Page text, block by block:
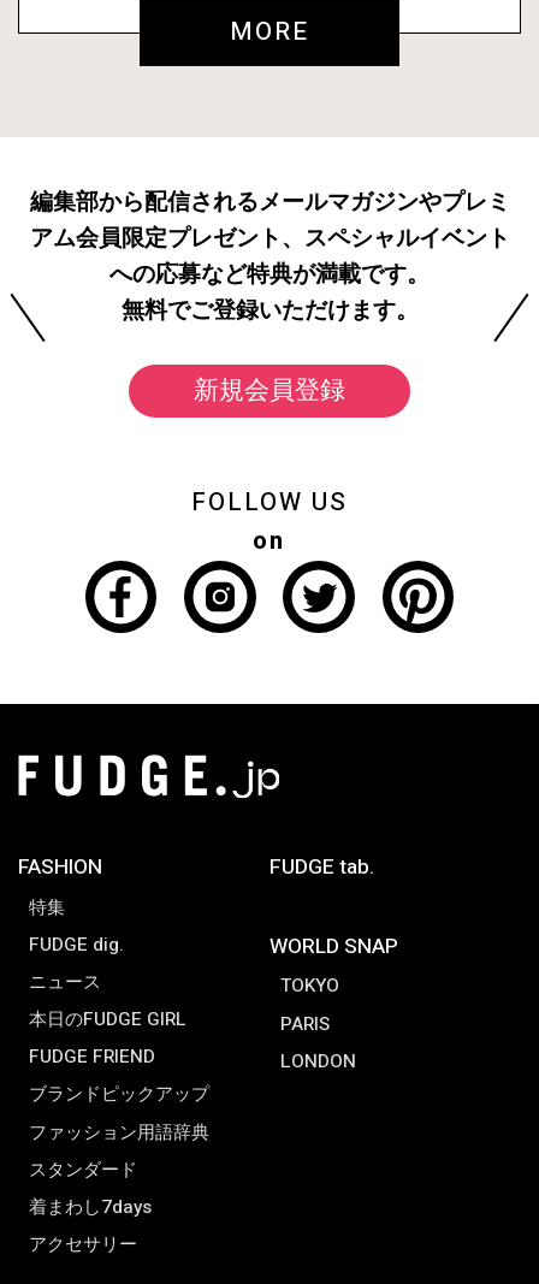
MORE
編集部から配信されるメールマガジンやプレミ
アム会員限定プレゼント、スペシャルイベント
への応募など特典が満載です。
無料でご登録いただけます。
新規会員登録
FOLLOW US
on
FASHION
特集
FUDGE dig.
ニュース
本日のFUDGE GIRL
FUDGE FRIEND
ブランドピックアップ
ファッション用語辞典
スタンダード
着まわし7days
アクセサリー
FUDGE tab.
WORLD SNAP
TOKYO
PARIS
LONDON